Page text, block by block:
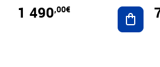
1 490,00€